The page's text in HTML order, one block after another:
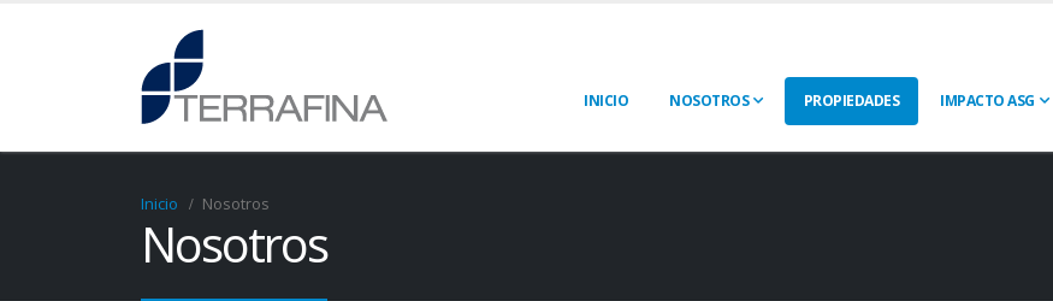
INICIO NOSOTROS PROPIEDADES IMPACTO ASG
Inicio Nosotros
Nosotros